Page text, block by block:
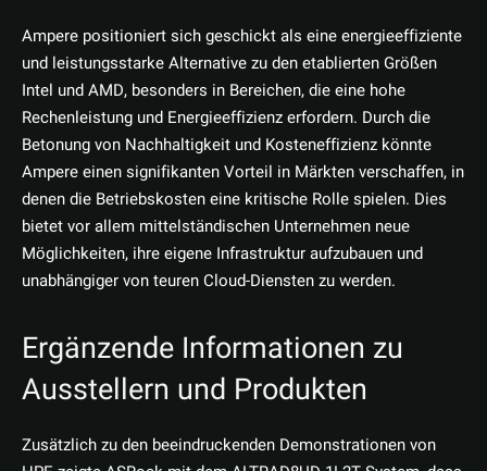
Ampere positioniert sich geschickt als eine energieeffiziente
und leistungsstarke Alternative zu den etablierten Größen
Intel und AMD, besonders in Bereichen, die eine hohe
Rechenleistung und Energieeffizienz erfordern. Durch die
Betonung von Nachhaltigkeit und Kosteneffizienz könnte
Ampere einen signifikanten Vorteil in Märkten verschaffen, in
denen die Betriebskosten eine kritische Rolle spielen. Dies
bietet vor allem mittelständischen Unternehmen neue
Möglichkeiten, ihre eigene Infrastruktur aufzubauen und
unabhängiger von teuren Cloud-Diensten zu werden.
Ergänzende Informationen zu
Ausstellern und Produkten
Zusätzlich zu den beeindruckenden Demonstrationen von